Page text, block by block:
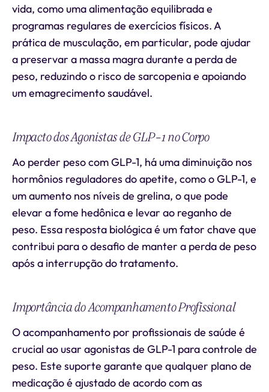
vida, como uma alimentação equilibrada e
programas regulares de exercícios físicos. A
prática de musculação, em particular, pode ajudar
a preservar a massa magra durante a perda de
peso, reduzindo o risco de sarcopenia e apoiando
um emagrecimento saudável.
Impacto dos Agonistas de GLP-1 no Corpo
Ao perder peso com GLP-1, há uma diminuição nos
hormônios reguladores do apetite, como o GLP-1, e
um aumento nos níveis de grelina, o que pode
elevar a fome hedônica e levar ao reganho de
peso. Essa resposta biológica é um fator chave que
contribui para o desafio de manter a perda de peso
após a interrupção do tratamento.
Importância do Acompanhamento Profissional
O acompanhamento por profissionais de saúde é
crucial ao usar agonistas de GLP-1 para controle de
peso. Este suporte garante que qualquer plano de
medicação é ajustado de acordo com as